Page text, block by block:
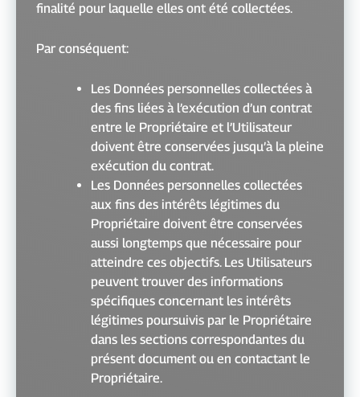
finalité pour laquelle elles ont été collectées.
Par conséquent:
Les Données personnelles collectées à
des fins liées à l’exécution d’un contrat
entre le Propriétaire et l’Utilisateur
doivent être conservées jusqu’à la pleine
exécution du contrat.
Les Données personnelles collectées
aux fins des intérêts légitimes du
Propriétaire doivent être conservées
aussi longtemps que nécessaire pour
atteindre ces objectifs. Les Utilisateurs
peuvent trouver des informations
spécifiques concernant les intérêts
légitimes poursuivis par le Propriétaire
dans les sections correspondantes du
présent document ou en contactant le
Propriétaire.